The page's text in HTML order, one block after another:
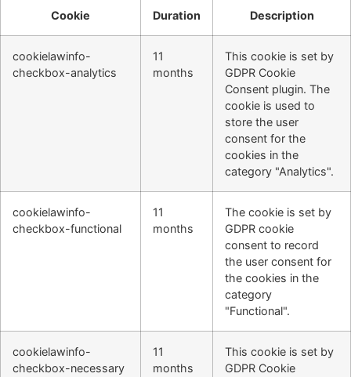
Cookie Duration Description
cookielawinfo-
checkbox-analytics
11
months
This cookie is set by
GDPR Cookie
Consent plugin. The
cookie is used to
store the user
consent for the
cookies in the
category "Analytics".
cookielawinfo-
checkbox-functional
11
months
The cookie is set by
GDPR cookie
consent to record
the user consent for
the cookies in the
category
"Functional".
cookielawinfo-
checkbox-necessary
11
months
This cookie is set by
GDPR Cookie